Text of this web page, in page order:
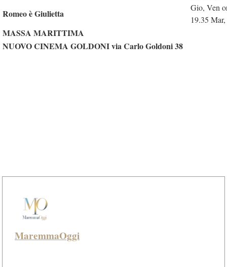
Romeo è Giulietta
Gio, Ven
19.35
MASSA MARITTIMA
NUOVO CINEMA GOLDONI via Carlo Goldoni 38
MaremmaOggi